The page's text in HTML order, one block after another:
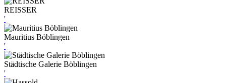
REISSER
'
Mauritius Böblingen
'
Städtische Galerie Böblingen
'